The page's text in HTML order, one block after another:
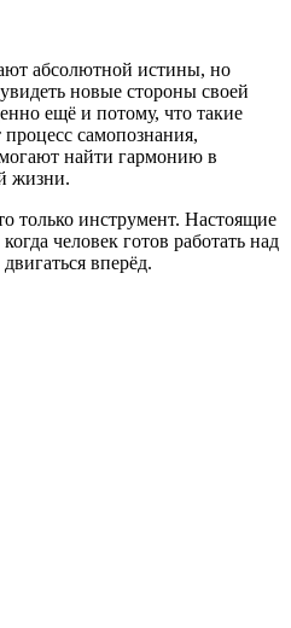
абсолютной истины, но
новые стороны своей
ещё и потому, что такие
самопознания,
найти гармонию в
жизни.
только инструмент. Настоящие
человек готов работать над
вперёд.